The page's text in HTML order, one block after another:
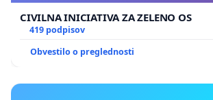
CIVILNA INICIATIVA ZA ZELENO OS
419 podpisov
Obvestilo o preglednosti